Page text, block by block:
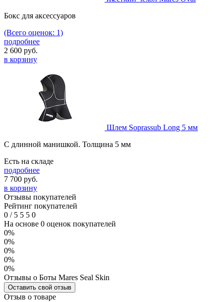
Бокс для аксессуаров
(Всего оценок: 1)
подробнее
2 600 руб.
в корзину
Шлем Soprassub Long 5 мм
С длинной манишкой. Толщина 5 мм
Есть на складе
подробнее
7 700 руб.
в корзину
Отзывы покупателей
Рейтинг покупателей
0 /5 5 5 0
На основе 0 оценок покупателей
0%
0%
0%
0%
0%
Отзывы о Боты Mares Seal Skin
Оставить свой отзыв
Отзыв о товаре